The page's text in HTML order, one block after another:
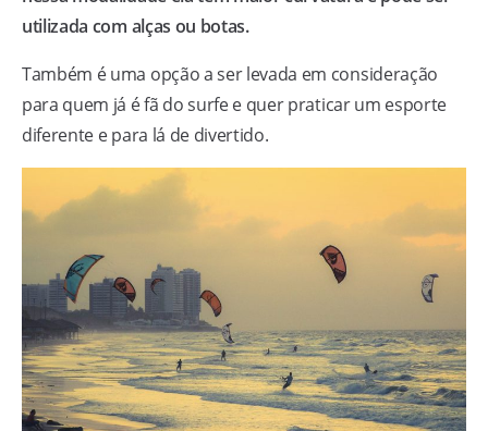
utilizada com alças ou botas.
Também é uma opção a ser levada em consideração
para quem já é fã do surfe e quer praticar um esporte
diferente e para lá de divertido.